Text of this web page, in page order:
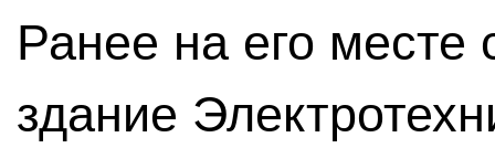
Ранее на его месте
здание